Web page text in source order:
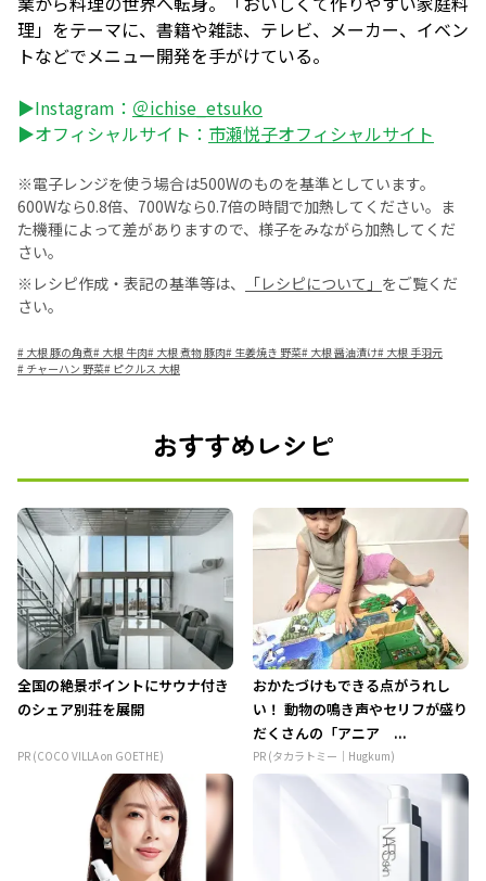
理」をテーマに、書籍や雑誌、テレビ、メーカー、イベン
トなどでメニュー開発を手がけている。
▶Instagram： ＠ichise_etsuko
▶オフィシャルサイト： 市瀬悦子オフィシャルサイト
※電子レンジを使う場合は500Wのものを基準としています。
600Wなら0.8倍、700Wなら0.7倍の時間で加熱してください。ま
た機種によって差がありますので、様子をみながら加熱してくだ
さい。
※レシピ作成・表記の基準等は、
「レシピについて」 をご覧くだ
さい。
# 大根 豚の角煮# 大根 牛肉# 大根 煮物 豚肉# 生姜焼き 野菜# 大根 醤油漬け# 大根 手羽元
# チャーハン 野菜# ピクルス 大根
おすすめレシピ
全国の絶景ポイントにサウナ付き
のシェア別荘を展開
PR (COCO VILLA on GOETHE)
おかたづけもできる点がうれし
い！ 動物の鳴き声やセリフが盛り
だくさんの「アニア ...
PR (タカラトミー｜Hugkum)